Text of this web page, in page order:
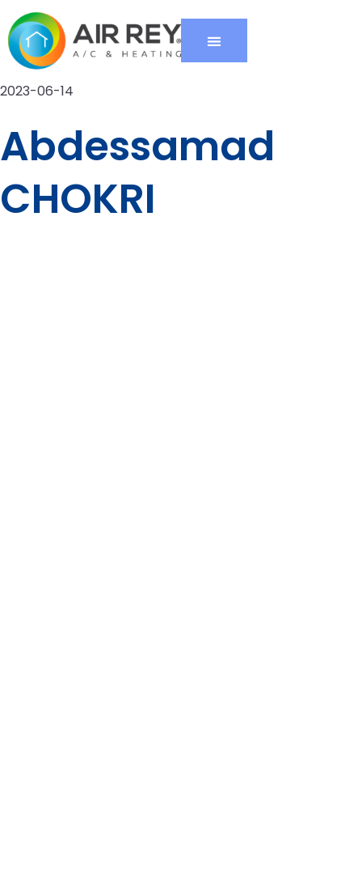
2023-06-14
Abdessamad
CHOKRI